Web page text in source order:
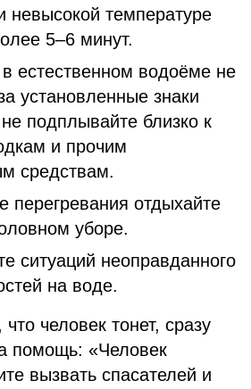
невысокой температуре
5–6 минут.
естественном водоёме не
установленные знаки
подплывайте близко к
и прочим
средствам.
перегревания отдыхайте
уборе.
ситуаций неоправданного
на воде.
человек тонет, сразу
помощь: «Человек
вызвать спасателей и